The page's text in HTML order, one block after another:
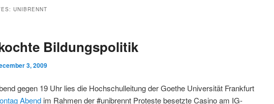
UNIBRENNT
Bildungspolitik
3, 2009
gegen 19 Uhr lies die Hochschulleitung der Goethe Universität Frankfurt
Abend im Rahmen der #unibrennt Proteste besetzte Casino am IG-